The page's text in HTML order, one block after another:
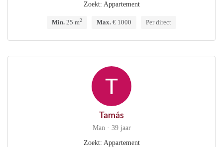
Zoekt: Appartement
Min. 25 m2 Max. € 1000 Per direct
Tamás
Man · 39 jaar
Zoekt: Appartement